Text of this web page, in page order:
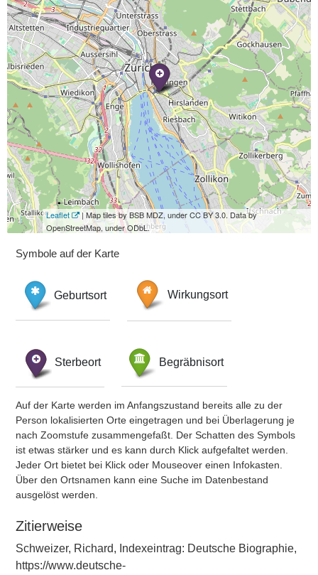
Leaflet
| Map tiles by BSB MDZ, under CC BY 3.0. Data by
OpenStreetMap, under ODbL.
Symbole auf der Karte
Geburtsort Wirkungsort
Sterbeort Begräbnisort
Auf der Karte werden im Anfangszustand bereits alle zu der
Person lokalisierten Orte eingetragen und bei Überlagerung je
nach Zoomstufe zusammengefaßt. Der Schatten des Symbols
ist etwas stärker und es kann durch Klick aufgefaltet werden.
Jeder Ort bietet bei Klick oder Mouseover einen Infokasten.
Über den Ortsnamen kann eine Suche im Datenbestand
ausgelöst werden.
Zitierweise
Schweizer, Richard, Indexeintrag: Deutsche Biographie,
https://www.deutsche-